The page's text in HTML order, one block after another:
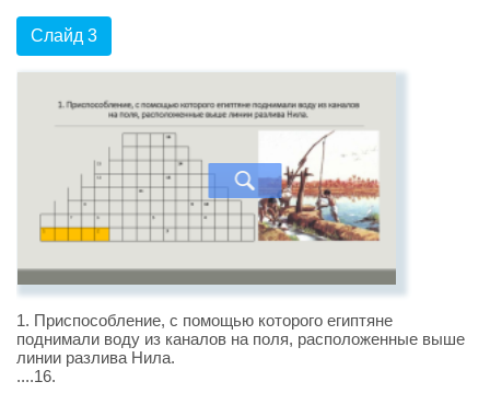
Слайд 3
1. Приспособление, с помощью которого египтяне
поднимали воду из каналов на поля, расположенные выше
линии разлива Нила.
....16.